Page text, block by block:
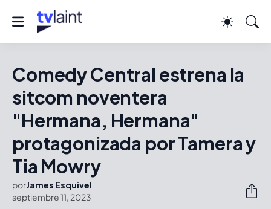
Comedy Central estrena la
sitcom noventera
"Hermana, Hermana"
protagonizada por Tamera y
Tia Mowry
porJames Esquivel
septiembre 11, 2023